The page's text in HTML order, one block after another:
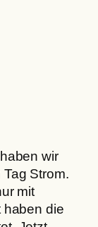
wir
Strom.
mit
haben die